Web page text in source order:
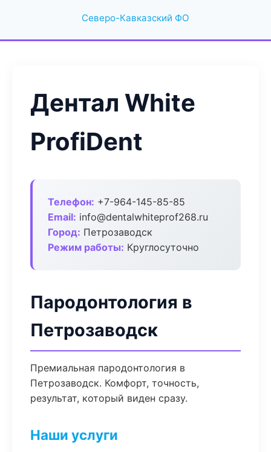
Северо-Кавказский ФО
Дентал White
ProfiDent
Телефон: +7-964-145-85-85
Email: info@dentalwhiteprof268.ru
Город: Петрозаводск
Режим работы: Круглосуточно
Пародонтология в
Петрозаводск
Премиальная пародонтология в
Петрозаводск. Комфорт, точность,
результат, который виден сразу.
Наши услуги